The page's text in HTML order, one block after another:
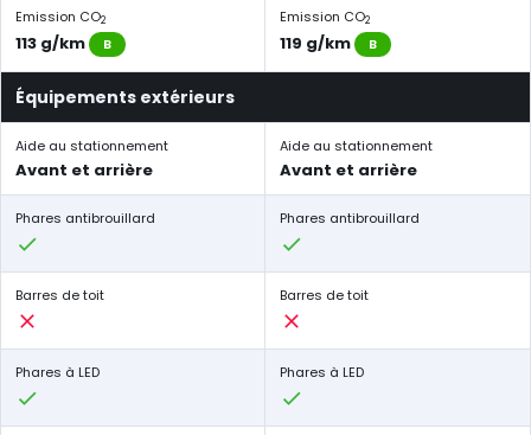
Emission CO2
113 g/km B
Emission CO2
119 g/km B
Équipements extérieurs
Aide au stationnement
Avant et arrière
Aide au stationnement
Avant et arrière
Phares antibrouillard Phares antibrouillard
Barres de toit Barres de toit
Phares à LED Phares à LED